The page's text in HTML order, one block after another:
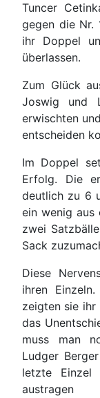
Tuncer
gegen die Nr.
ihr Doppel
überlassen.
Zum Glück
Joswig und
erwischten
entscheiden
Im Doppel
Erfolg. Die
deutlich zu 6
ein wenig aus
zwei
Sack
Diese
ihren
zeigten sie ihr
das
muss man
Ludger
letzte
austragen